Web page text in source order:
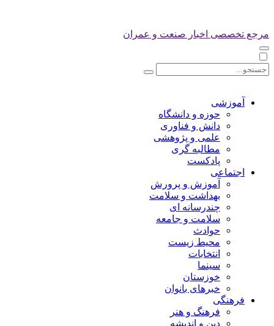
مرجع تخصصی اخبار صنعت و عمران
آموزشی
حوزه و دانشگاه
دانش و فناوری
علمی و پژوهشی
مطالبه گری
پادکست
اجتماعی
آموزش و پرورش
بهداشت و سلامت
چندرسانه ای
سلامت و جامعه
حوادث
محیط زیست
انتخابات
سینما
خوزستان
خبرهای بانوان
فرهنگی
فرهنگ و هنر
دین و اندیشه